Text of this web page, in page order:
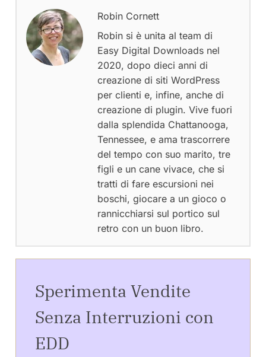
Robin Cornett
Robin si è unita al team di
Easy Digital Downloads nel
2020, dopo dieci anni di
creazione di siti WordPress
per clienti e, infine, anche di
creazione di plugin. Vive fuori
dalla splendida Chattanooga,
Tennessee, e ama trascorrere
del tempo con suo marito, tre
figli e un cane vivace, che si
tratti di fare escursioni nei
boschi, giocare a un gioco o
rannicchiarsi sul portico sul
retro con un buon libro.
Sperimenta Vendite
Senza Interruzioni con
EDD